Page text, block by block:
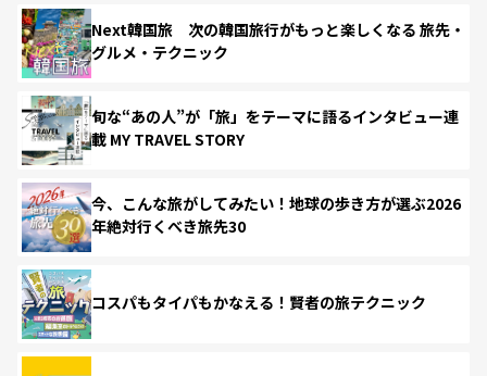
Next韓国旅 次の韓国旅行がもっと楽しくなる 旅先・
グルメ・テクニック
旬な“あの人”が「旅」をテーマに語るインタビュー連
載 MY TRAVEL STORY
今、こんな旅がしてみたい！地球の歩き方が選ぶ2026
年絶対行くべき旅先30
コスパもタイパもかなえる！賢者の旅テクニック